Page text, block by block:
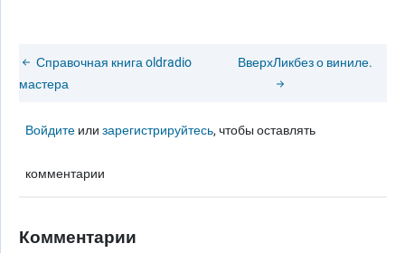
Справочная книга oldradio
мастера
ВверхЛикбез о виниле.
Войдите илизарегистрируйтесь, чтобы оставлять
комментарии
Комментарии